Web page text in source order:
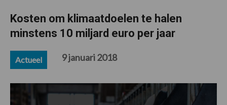
Kosten om klimaatdoelen te halen
minstens 10 miljard euro per jaar
Actueel 9 januari 2018